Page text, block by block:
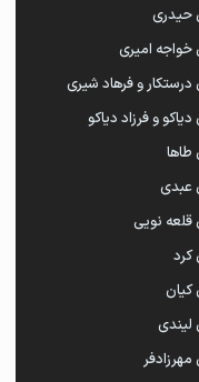
حیدری
امیری
و فرهاد شيرى
و فرزاد دیاکو
عبدی
نویی
کرد
کیان
لیندی